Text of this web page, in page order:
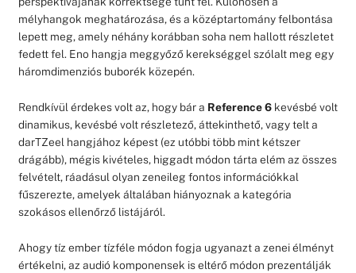
mélyhangok meghatározása, és a középtartomány felbontása
lepett meg, amely néhány korábban soha nem hallott részletet
fedett fel. Eno hangja meggyőző kerekséggel szólalt meg egy
háromdimenziós buborék közepén.
Rendkívül érdekes volt az, hogy bár a Reference 6kevésbé volt
dinamikus, kevésbé volt részletező, áttekinthető, vagy telt a
darTZeel hangjához képest (ez utóbbi több mint kétszer
drágább), mégis kivételes, higgadt módon tárta elém az összes
felvételt, ráadásul olyan zeneileg fontos információkkal
fűszerezte, amelyek általában hiányoznak a kategória
szokásos ellenőrző listájáról.
Ahogy tíz ember tízféle módon fogja ugyanazt a zenei élményt
értékelni, az audió komponensek is eltérő módon prezentálják